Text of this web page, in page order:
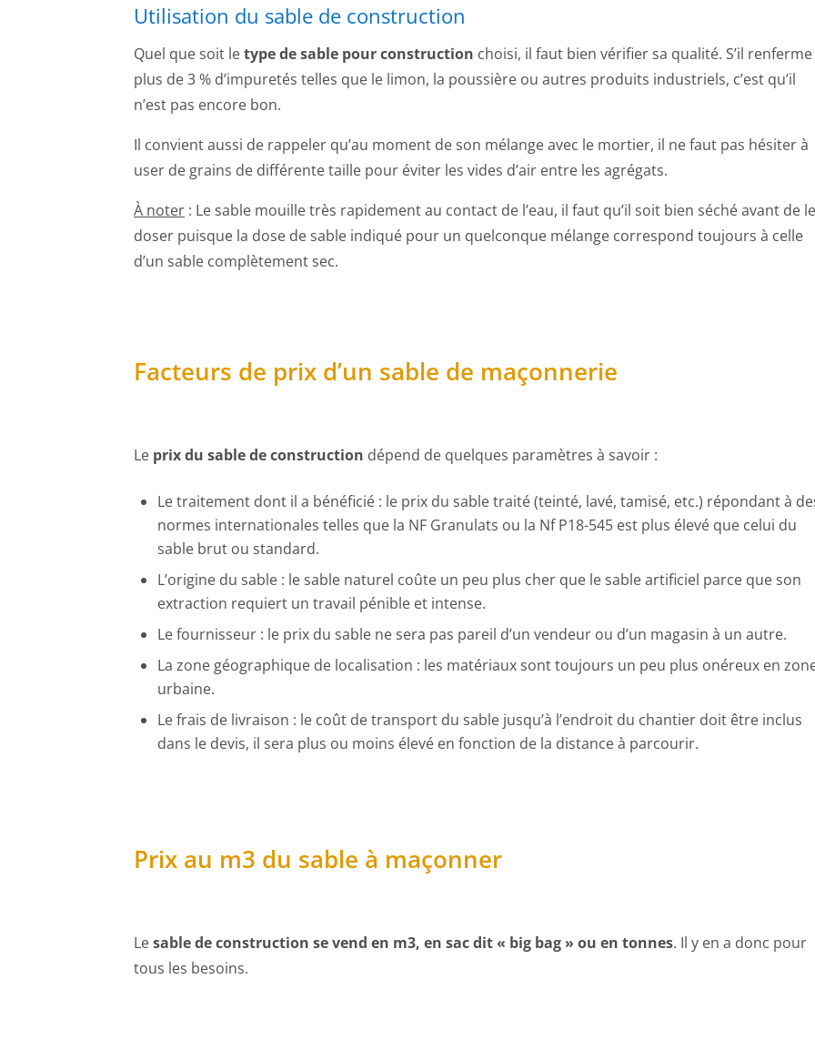
Utilisation du sable de construction
Quel que soit letype de sable pour construction choisi, il faut bien vérifier sa qualité. S’il renferme
plus de 3 % d’impuretés telles que le limon, la poussière ou autres produits industriels, c’est qu’il
n’est pas encore bon.
Il convient aussi de rappeler qu’au moment de son mélange avec le mortier, il ne faut pas hésiter à
user de grains de différente taille pour éviter les vides d’air entre les agrégats.
À noter : Le sable mouille très rapidement au contact de l’eau, il faut qu’il soit bien séché avant de le
doser puisque la dose de sable indiqué pour un quelconque mélange correspond toujours à celle
d’un sable complètement sec.
Facteurs de prix d’un sable de maçonnerie
Le prix du sable de construction dépend de quelques paramètres à savoir :
Le traitement dont il a bénéficié : le prix du sable traité (teinté, lavé, tamisé, etc.) répondant à
normes internationales telles que la NF Granulats ou la Nf P18-545 est plus élevé que celui du
sable brut ou standard.
L’origine du sable : le sable naturel coûte un peu plus cher que le sable artificiel parce que son
extraction requiert un travail pénible et intense.
Le fournisseur : le prix du sable ne sera pas pareil d’un vendeur ou d’un magasin à un autre.
La zone géographique de localisation : les matériaux sont toujours un peu plus onéreux en
urbaine.
Le frais de livraison : le coût de transport du sable jusqu’à l’endroit du chantier doit être inclus
dans le devis, il sera plus ou moins élevé en fonction de la distance à parcourir.
Prix au m3 du sable à maçonner
Lesable de construction se vend en m3, en sac dit « big bag » ou en tonnes. Il y en a donc pour
tous les besoins.